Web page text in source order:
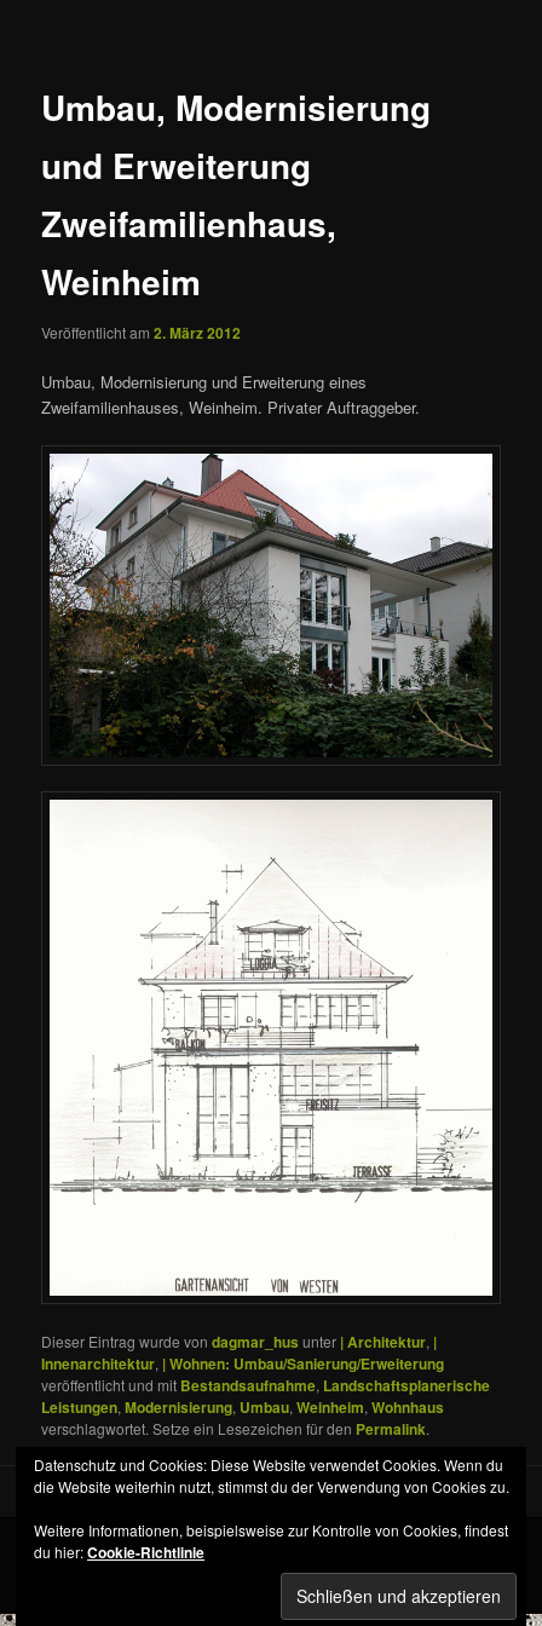
Umbau, Modernisierung
und Erweiterung
Zweifamilienhaus,
Weinheim
Veröffentlicht am2. März 2012
Umbau, Modernisierung und Erweiterung eines
Zweifamilienhauses, Weinheim. Privater Auftraggeber.
Dieser Eintrag wurde vondagmar_hus unter | Architektur, |
Innenarchitektur, | Wohnen: Umbau/Sanierung/Erweiterung
veröffentlicht und mit Bestandsaufnahme, Landschaftsplanerische
Leistungen,Modernisierung, Umbau,Weinheim,Wohnhaus
verschlagwortet. Setze ein Lesezeichen für den Permalink.
Datenschutz
Datenschutz und Cookies: Diese Website verwendet Cookies. Wenn du
die Website weiterhin nutzt, stimmst du der Verwendung von Cookies zu.
Weitere Informationen, beispielsweise zur Kontrolle von Cookies, findest
du hier:Cookie-Richtlinie